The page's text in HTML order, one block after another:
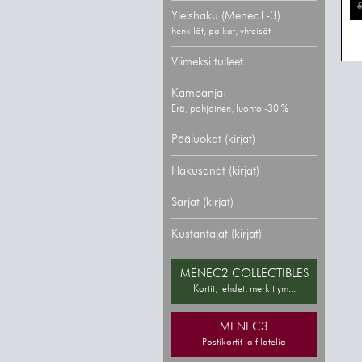
Yleishaku (Menec1-3)
henkilöt, paikat, yhteisöt
Viimeksi tulleet
Kampanja:
Erä, pohjoinen, luonto -30 %
Pääluokat (kirjat)
Hakusanat (kirjat)
Sarjat (kirjat)
Kustantajat (kirjat)
MENEC2 COLLECTIBLES
Kortit, lehdet, merkit ym...
MENEC3
Postikortit ja filatelia